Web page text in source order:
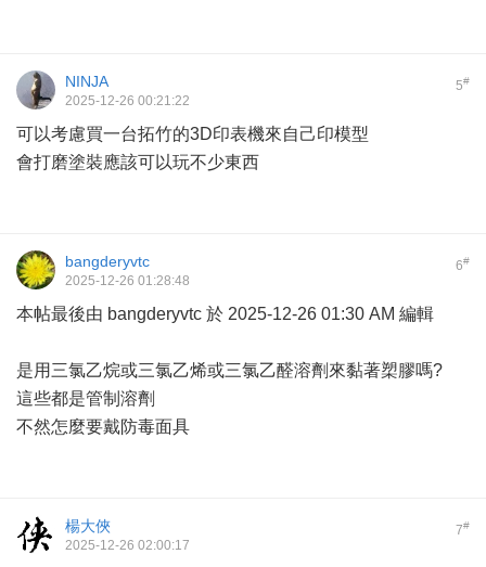
5#
NINJA
2025-12-26 00:21:22
可以考慮買一台拓竹的3D印表機來自己印模型
會打磨塗裝應該可以玩不少東西
6#
bangderyvtc
2025-12-26 01:28:48
本帖最後由 bangderyvtc 於 2025-12-26 01:30 AM 編輯
是用三氯乙烷或三氯乙烯或三氯乙醛溶劑來黏著槊膠嗎?
這些都是管制溶劑
不然怎麼要戴防毒面具
7#
楊大俠
2025-12-26 02:00:17